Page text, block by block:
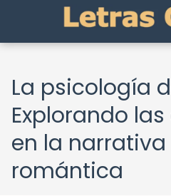
La psicología
Explorando
en la
romántica